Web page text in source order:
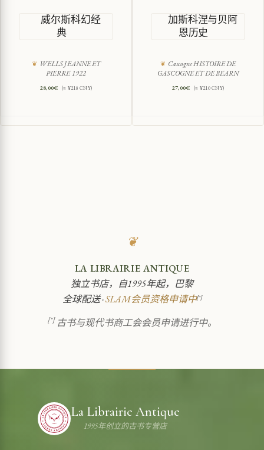
威尔斯科幻经
典
WELLS JEANNE ET
PIERRE 1922
28,00€ (≈ ¥218 CNY)
加斯科涅与贝阿
恩历史
Cascogne HISTOIRE DE
GASCOGNE ET DE BEARN
27,00€ (≈ ¥210 CNY)
❦
LA LIBRAIRIE ANTIQUE
独立书店，自1995年起，巴黎
全球配送 ·SLAM会员资格申请中[*]
[*]古书与现代书商工会会员申请进行中。
La Librairie Antique
1995年创立的古书专营店